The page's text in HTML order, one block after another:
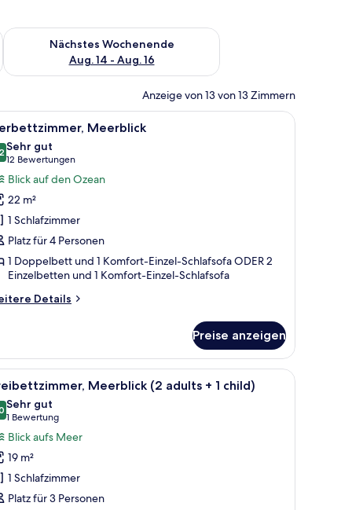
Aug. 7 - Aug. 9.
Nächstes Wochenende
Aug. 14 - Aug. 16
Überprüfe die Verfügbarkeit für nächstes Wochenende, Aug.
Anzeige von 13 von 13 Zimmern
einem Schreibtisch, einem Stuhl, einem Fernseher und Meerblick.
Ein Hotelzimmer mit Bett, Schreibtisch,
7 Meerblick
von 10
Sehr gut
12 Bewertungen
(12
Bewertungen)
Blick auf den Ozean
22 m²
1 Schlafzimmer
Platz für 4 Personen
1 Doppelbett und 1 Komfort-Einzel-Schlafsofa ODER 2
Einzelbetten und 1 Komfort-Einzel-Schlafsofa
Details
Preise anzeigen
und einem Balkon mit Blick.Ein Hotelzimmer mit einem großen Bett,
7 Meerblick (2 adults + 1 child)
von 10
Sehr gut
1 Bewertung
(1
Bewertung)
Blick aufs Meer
19 m²
1 Schlafzimmer
Platz für 3 Personen